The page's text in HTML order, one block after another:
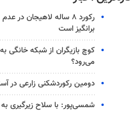
رکورد ۸ ساله لاهیجان
برانگیز است
کوچ بازیگران از شبکه
می‌رود؟
دومین رکوردشکنی زارعی در
شمسی‌پور: با سلاح زیرگیری